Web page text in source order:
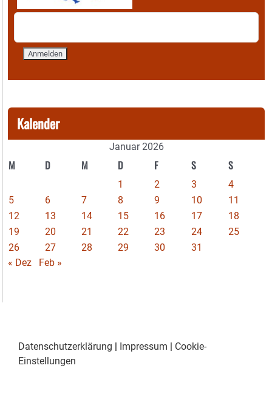
Kalender
Januar 2026
M D M D F S S
1 2 3
4
5
6 7 8 9 10
11
12
13 14 15 16 17
18
19
20 21 22 23 24
25
26
27 28 29 30
31
« Dez
Feb »
Datenschutzerklärung | Impressum | Cookie-
Einstellungen